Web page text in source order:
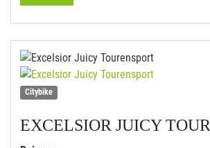
Citybike
EXCELSIOR JUICY